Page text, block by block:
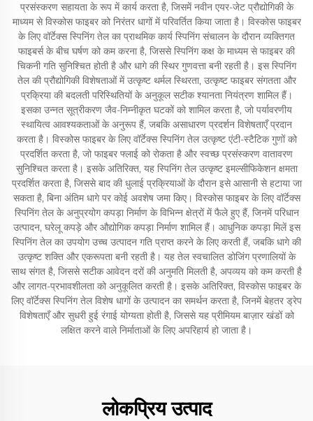
प्रसंस्करण सहायता के रूप में कार्य करता है, जिसमें नवीन एयर-जेट प्रौद्योगिकी के
माध्यम से विस्कोस फाइबर को निरंतर धागों में परिवर्तित किया जाता है। विस्कोस फाइबर
के लिए वॉर्टेक्स स्पिनिंग तेल का प्राथमिक कार्य स्पिनिंग संचालन के दौरान व्यक्तिगत
फाइबर्स के बीच घर्षण को कम करना है, जिससे स्पिनिंग कक्ष के माध्यम से फाइबर की
चिकनी गति सुनिश्चित होती है और धागे की स्थिर गुणवत्ता बनी रहती है। इस स्पिनिंग
तेल की प्रौद्योगिकी विशेषताओं में उत्कृष्ट थर्मल स्थिरता, उत्कृष्ट फाइबर संगतता और
प्रक्रिया की बदलती परिस्थितियों के अनुकूल सटीक श्यानता नियंत्रण शामिल हैं।
इसका उन्नत सूत्रीकरण जैव-निम्नीकृत घटकों को शामिल करता है, जो पर्यावरणीय
स्थायित्व आवश्यकताओं के अनुरूप हैं, जबकि असाधारण प्रदर्शन विशेषताएँ प्रदान
करता है। विस्कोस फाइबर के लिए वॉर्टेक्स स्पिनिंग तेल उत्कृष्ट एंटी-स्टैटिक गुणों को
प्रदर्शित करता है, जो फाइबर फ्लाई को रोकता है और स्वच्छ प्रसंस्करण वातावरण
सुनिश्चित करता है। इसके अतिरिक्त, यह स्पिनिंग तेल उत्कृष्ट इमल्सीफिकेशन क्षमता
प्रदर्शित करता है, जिससे बाद की धुलाई प्रक्रियाओं के दौरान इसे आसानी से हटाया जा
सकता है, बिना अंतिम धागे पर कोई अवशेष जमा किए। विस्कोस फाइबर के लिए वॉर्टेक्स
स्पिनिंग तेल के अनुप्रयोग कपड़ा निर्माण के विभिन्न क्षेत्रों में फैले हुए हैं, जिनमें परिधान
उत्पादन, घरेलू कपड़े और औद्योगिक कपड़ा निर्माण शामिल हैं। आधुनिक कपड़ा मिलें इस
स्पिनिंग तेल का उपयोग उच्च उत्पादन गति प्राप्त करने के लिए करती हैं, जबकि धागे की
उत्कृष्ट शक्ति और एकरूपता बनी रहती है। यह तेल स्वचालित डोजिंग प्रणालियों के
साथ संगत है, जिससे सटीक आवेदन दरों की अनुमति मिलती है, अपव्यय को कम करती है
और लागत-प्रभावशीलता को अनुकूलित करती है। इसके अतिरिक्त, विस्कोस फाइबर के
लिए वॉर्टेक्स स्पिनिंग तेल विशेष धागों के उत्पादन का समर्थन करता है, जिनमें बेहतर ड्रेप
विशेषताएँ और सुधरी हुई रंगाई योग्यता होती है, जिससे यह प्रीमियम बाज़ार खंडों को
लक्षित करने वाले निर्माताओं के लिए अपरिहार्य हो जाता है।
लोकप्रिय उत्पाद